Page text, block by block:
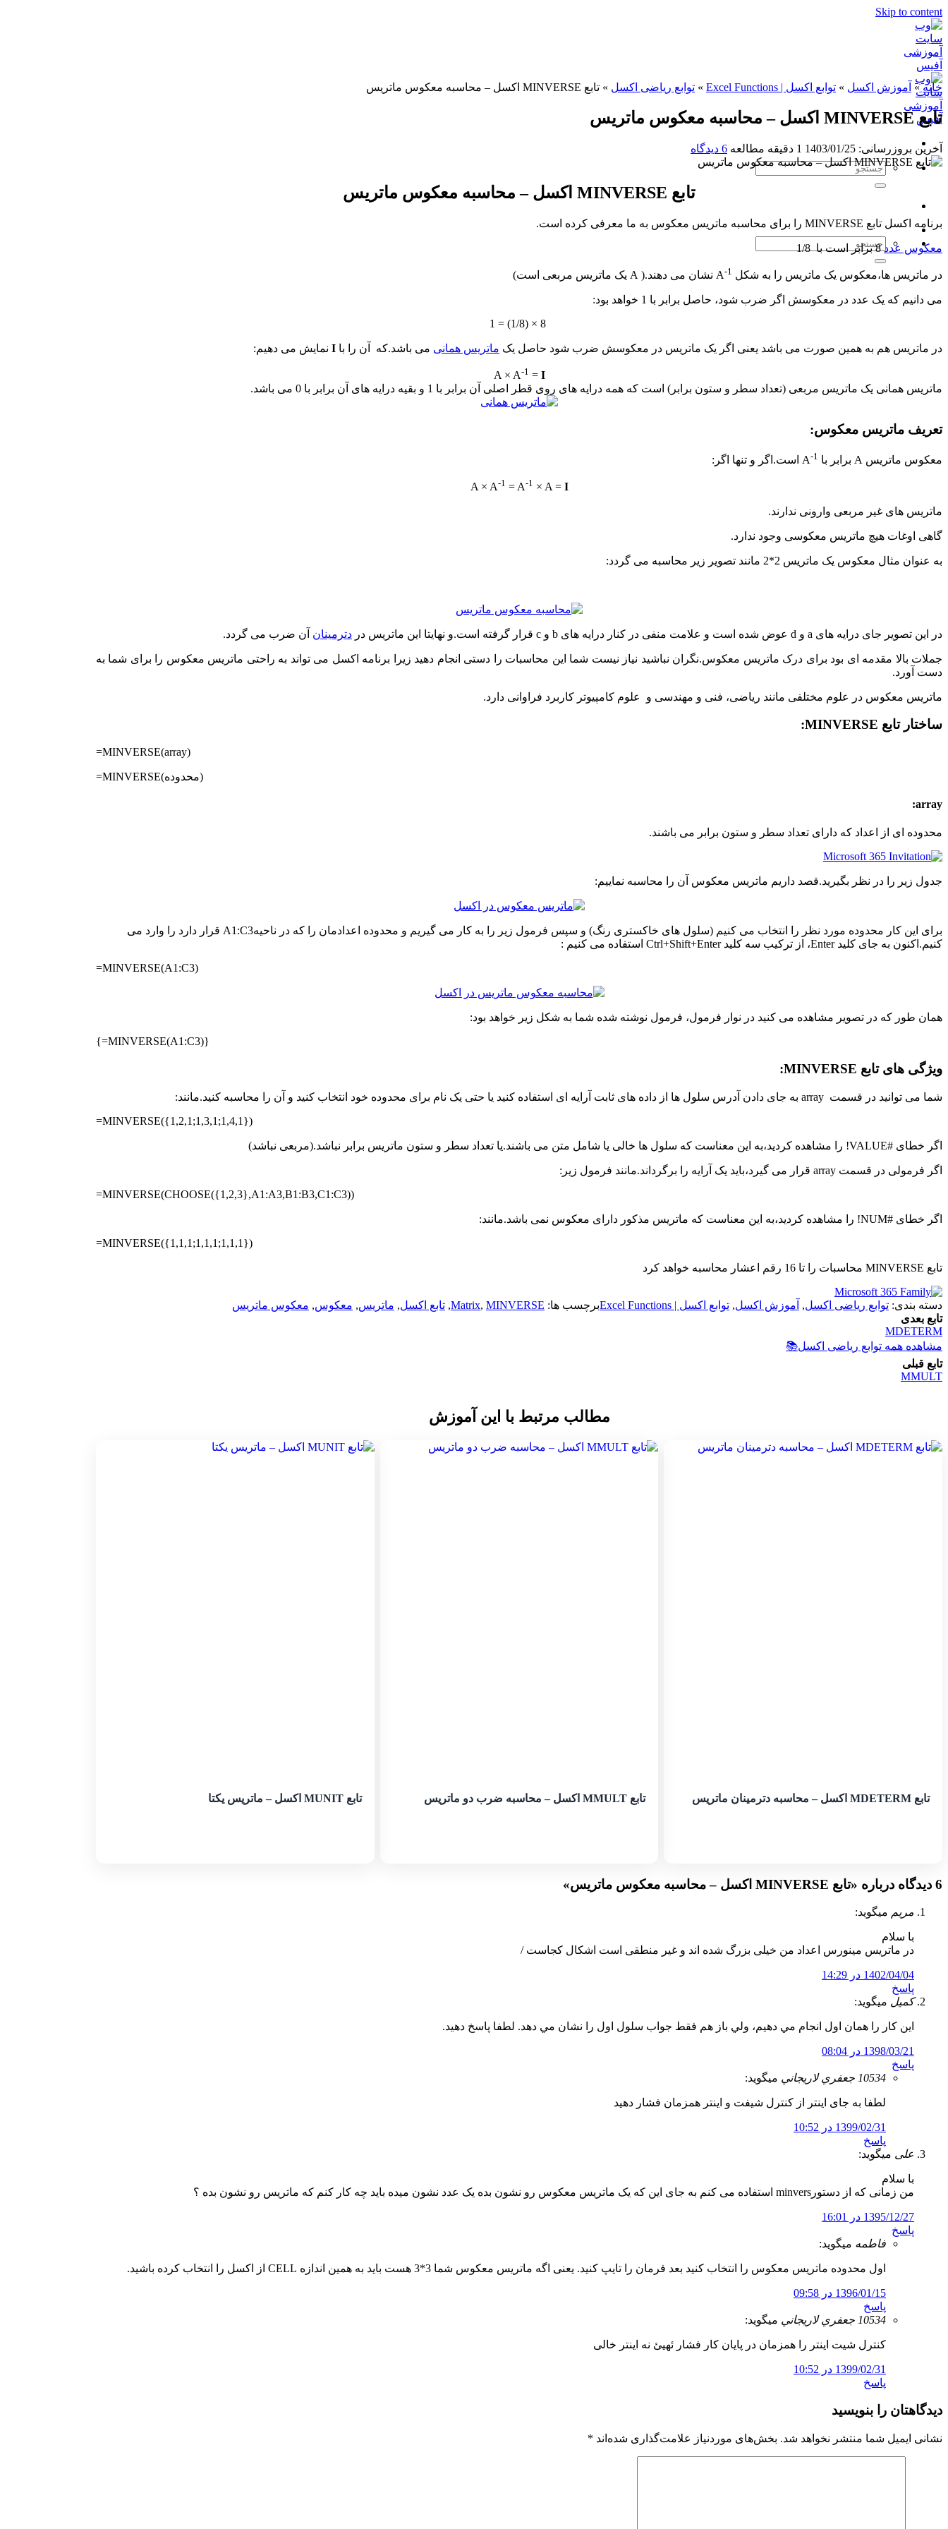
Skip to content
خانه» آموزش اکسل » توابع اکسل | Excel Functions » توابع ریاضی اکسل » تابع MINVERSE اکسل – محاسبه معکوس ماتریس
تابع MINVERSE اکسل – محاسبه معکوس ماتریس
آخرین بروزرسانی: 1403/01/25 1 دقیقه مطالعه 6 دیدگاه
تابع MINVERSE اکسل – محاسبه معکوس ماتریس
برنامه اکسل تابع MINVERSE را برای محاسبه ماتریس معکوس به ما معرفی کرده است.
معکوس عدد8 برابر است با 1/8
در ماتریس ها،معکوس یک ماتریس را به شکل A -1 نشان می دهند.( A یک ماتریس مربعی است)
می دانیم که یک عدد در معکوسش اگر ضرب شود، حاصل برابر با 1 خواهد بود:
در ماتریس هم به همین صورت می باشد یعنی اگر یک ماتریس در معکوسش ضرب شود حاصل یک ماتریس همانی می باشد.که آن را با I نمایش می دهیم:
A × A-1 = I
ماتریس همانی یک ماتریس مربعی (تعداد سطر و ستون برابر) است که همه درایه های روی قطر اصلی آن برابر با 1 و بقیه درایه های آن برابر با 0 می باشد.
تعریف ماتریس معکوس:
معکوس ماتریس A برابر با A -1 است.اگر و تنها اگر:
A × A-1 = A-1 × A = I
ماتریس های غیر مربعی وارونی ندارند.
گاهی اوغات هیچ ماتریس معکوسی وجود ندارد.
به عنوان مثال معکوس یک ماتریس 2*2 مانند تصویر زیر محاسبه می گردد:
در این تصویر جای درایه های a و d عوض شده است و علامت منفی در کنار درایه های b و c قرار گرفته است.و نهایتا این ماتریس در دترمینان آن ضرب می گردد.
جملات بالا مقدمه ای بود برای درک ماتریس معکوس.نگران نباشید نیاز نیست شما این محاسبات را دستی انجام دهید زیرا برنامه اکسل می تواند به راحتی ماتریس معکوس را برای شما به
دست آورد.
ماتریس معکوس در علوم مختلفی مانند ریاضی، فنی و مهندسی و علوم کامپیوتر کاربرد فراوانی دارد.
ساختار تابع MINVERSE:
=MINVERSE(array)
=MINVERSE(محدوده)
array:
محدوده ای از اعداد که دارای تعداد سطر و ستون برابر می باشند.
جدول زیر را در نظر بگیرید.قصد داریم ماتریس معکوس آن را محاسبه نماییم:
برای این کار محدوده مورد نظر را انتخاب می کنیم (سلول های خاکستری رنگ) و سپس فرمول زیر را به کار می گیریم و محدوده اعدادمان را که در ناحیهA1:C3 قرار دارد را وارد می
کنیم.اکنون به جای کلید Enter، از ترکیب سه کلید Ctrl+Shift+Enter استفاده می کنیم :
=MINVERSE(A1:C3)
همان طور که در تصویر مشاهده می کنید در نوار فرمول، فرمول نوشته شده شما به شکل زیر خواهد بود:
{=MINVERSE(A1:C3)}
ویژگی های تابع MINVERSE:
شما می توانید در قسمت array به جای دادن آدرس سلول ها از داده های ثابت آرایه ای استفاده کنید یا حتی یک نام برای محدوده خود انتخاب کنید و آن را محاسبه کنید.مانند:
=MINVERSE({1,2,1;1,3,1;1,4,1})
اگر خطای #VALUE! را مشاهده کردید،به این معناست که سلول ها خالی یا شامل متن می باشند.یا تعداد سطر و ستون ماتریس برابر نباشد.(مربعی نباشد)
اگر فرمولی در قسمت array قرار می گیرد،باید یک آرایه را برگرداند.مانند فرمول زیر:
=MINVERSE(CHOOSE({1,2,3},A1:A3,B1:B3,C1:C3))
اگر خطای #NUM! را مشاهده کردید،به این معناست که ماتریس مذکور دارای معکوس نمی باشد.مانند:
=MINVERSE({1,1,1;1,1,1;1,1,1})
تابع MINVERSE محاسبات را تا 16 رقم اعشار محاسبه خواهد کرد
دسته بندی: توابع ریاضی اکسل, آموزش اکسل, توابع اکسل | Excel Functions برچسب ها: Matrix, MINVERSE
, تابع اکسل, ماتریس, معکوس, معکوس ماتریس
تابع بعدی
MDETERM
مشاهده همه توابع ریاضی اکسل📚
تابع قبلی
MMULT
مطالب مرتبط با این آموزش
تابع MDETERM اکسل – محاسبه دترمینان ماتریس تابع MMULT اکسل – محاسبه ضرب دو ماتریس تابع MUNIT اکسل – ماتریس یکتا
6 دیدگاه درباره « تابع MINVERSE اکسل – محاسبه معکوس ماتریس »
مریم میگوید:
با سلام
در ماتریس مینورس اعداد من خیلی بزرگ شده اند و غیر منطقی است اشکال کجاست /
1402/04/04 در 14:29
پاسخ
كميل میگوید:
اين كار را همان اول انجام مي دهيم، ولي باز هم فقط جواب سلول اول را نشان مي دهد. لطفا پاسخ دهيد.
1398/03/21 در 08:04
پاسخ
10534 جعفري لاريجاني
میگوید:
لطفا به جای اینتر از کنترل شیفت و اینتر همزمان فشار دهید
1399/02/31 در 10:52
پاسخ
علی میگوید:
با سلام
من زمانی که از دستورminvers استفاده می کنم به جای این که یک ماتریس معکوس رو نشون بده یک عدد نشون میده باید چه کار کنم که ماتریس رو نشون بده ؟
1395/12/27 در 16:01
پاسخ
فاطمه میگوید:
اول محدوده ماتریس معکوس را انتخاب کنید بعد فرمان را تایپ کنید. یعنی اگه ماتریس معکوس شما 3*3 هست باید به همین اندازه CELL از اکسل را انتخاب کرده باشید.
1396/01/15 در 09:58
پاسخ
10534 جعفري لاريجاني
میگوید:
کنترل شیت اینتر را همزمان در پایان کار فشار ئهیئ نه اینتر خالی
1399/02/31 در 10:52
پاسخ
دیدگاهتان را بنویسید
نشانی ایمیل شما منتشر نخواهد شد. بخش‌های موردنیاز علامت‌گذاری شده‌اند *